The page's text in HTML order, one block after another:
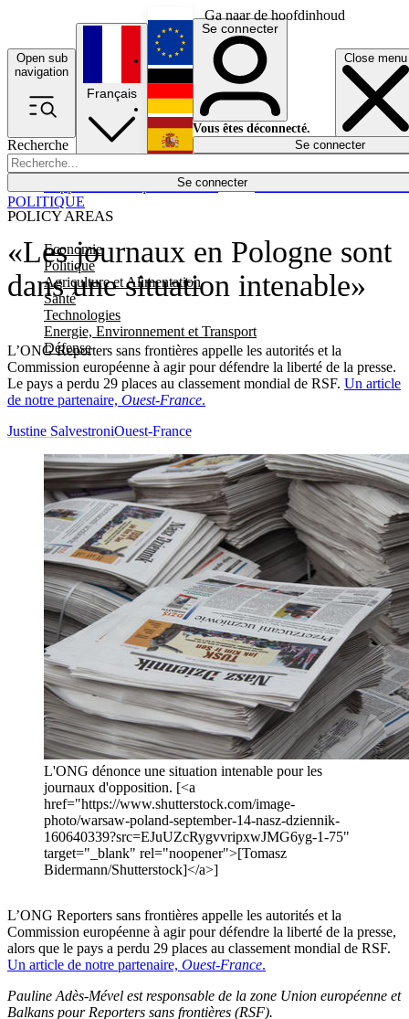
Ga naar de hoofdinhoud
Open sub
navigation
Close menu
Recherche
Se connecter
POLICY AREAS
Economie
Politique
Agriculture et Alimentation
Santé
Technologies
Energie, Environnement et Transport
Défense
Économie
Français
English
Deutsch
Español
Se connecter
Vous êtes déconnecté.
Se connecter
«Les journaux en Pologne sont
dans une situation intenable»
L’ONG Reporters sans frontières appelle les autorités et la
Commission européenne à agir pour défendre la liberté de la presse.
Le pays a perdu 29 places au classement mondial de RSF. Un article
de notre partenaire, Ouest-France.
POLITIQUE
Justine SalvestroniOuest-France
L'ONG dénonce une situation intenable pour les
journaux d'opposition. [<a
href="https://www.shutterstock.com/image-
photo/warsaw-poland-september-14-nasz-dziennik-
160640339?src=EJuUZcRygvvripxwJMG6yg-1-75"
target="_blank" rel="noopener">[Tomasz
Bidermann/Shutterstock]</a>]
L’ONG Reporters sans frontières appelle les autorités et la
Commission européenne à agir pour défendre la liberté de la presse,
alors que le pays a perdu 29 places au classement mondial de RSF.
Un article de notre partenaire, Ouest-France.
Pauline Adès-Mével estresponsable de la zone Union européenne et
Balkans pour Reporters sans frontières (RSF).